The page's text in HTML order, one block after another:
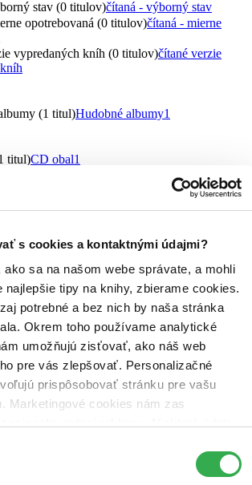
s cookies a kontaktnými údajmi?
sa na našom webe správate, a mohli
tipy na knihy, zbierame cookies.
potrebné a bez nich by naša stránka
Okrem toho používame analytické
umožňujú zisťovať, ako náš web
pre vás zlepšovať. Personalizačné
prispôsobovať stránku pre vašu
Marketingové cookies nám zas
používať všetky tieto cookies. Ďakujeme!
stav (0 titulov)čítaná - výborný stav
opotrebovaná (0 titulov)čítaná - mierne
vypredaných kníh (0 titulov)čítané verzie
(1 titul)Hudobné albumy1
titul)CD obal1